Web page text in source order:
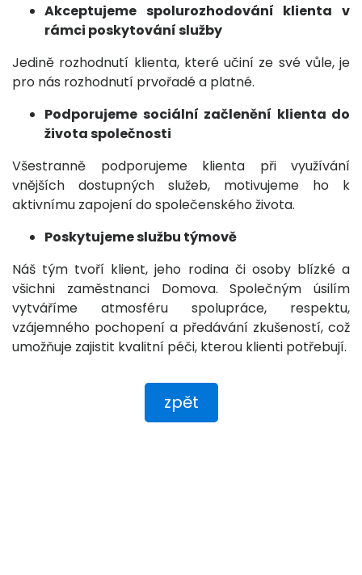
Akceptujeme spolurozhodování klienta v
rámci poskytování služby
Jedině rozhodnutí klienta, které učiní ze své vůle, je
pro nás rozhodnutí prvořadé a platné.
Podporujeme sociální začlenění klienta do
života společnosti
Všestranně podporujeme klienta při využívání
vnějších dostupných služeb, motivujeme ho k
aktivnímu zapojení do společenského života.
Poskytujeme službu týmově
Náš tým tvoří klient, jeho rodina či osoby blízké a
všichni zaměstnanci Domova. Společným úsilím
vytváříme atmosféru spolupráce, respektu,
vzájemného pochopení a předávání zkušeností, což
umožňuje zajistit kvalitní péči, kterou klienti potřebují.
zpět